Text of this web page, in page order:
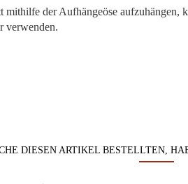
der Aufhängeöse aufzuhängen,
verwenden.
DIESEN ARTIKEL BESTELLTEN,